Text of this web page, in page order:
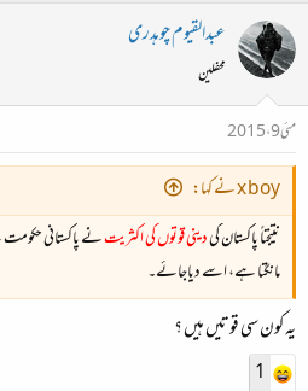
ب
ل
ڑ
ی
خ
ا
عبدالقیوم چوہدری
محفلین
مئی 9، 2015
x boy نے کہا:
نتیجتاً پاکستان کیدینی قوتوں کی اکثریتنے پاکستانی
مانگتا ہے، اسے دیاجائے۔
یہ کون سی قوتیں ہیں ؟
1